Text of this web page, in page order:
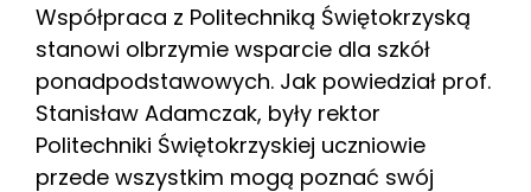
Współpraca z Politechniką Świętokrzyską
stanowi olbrzymie wsparcie dla szkół
ponadpodstawowych. Jak powiedział prof.
Stanisław Adamczak, były rektor
Politechniki Świętokrzyskiej uczniowie
przede wszystkim mogą poznać swój